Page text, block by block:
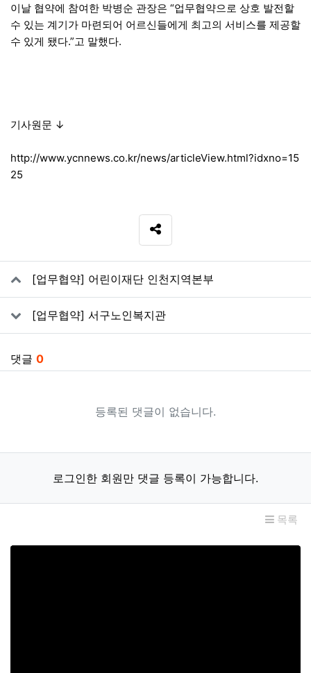
이날 협약에 참여한 박병순 관장은 “업무협약으로 상호 발전할
수 있는 계기가 마련되어 어르신들에게 최고의 서비스를 제공할
수 있게 됐다.”고 말했다.
기사원문 ↓
http://www.ycnnews.co.kr/news/articleView.html?idxno=15
25
SNS 공유
관련자료
[업무협약] 어린이재단 인천지역본부
[업무협약] 서구노인복지관
댓글 0
등록된 댓글이 없습니다.
로그인한 회원만 댓글 등록이 가능합니다.
목록